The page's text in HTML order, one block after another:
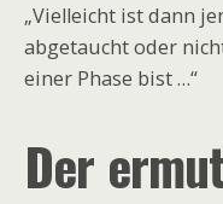
„Vielleicht ist dann
abgetaucht oder
einer Phase bist …“
Der